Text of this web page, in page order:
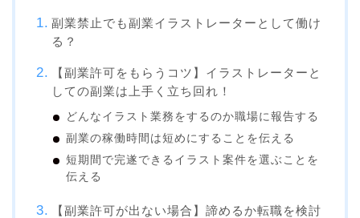
副業禁止でも副業イラストレーターとして働け
る？
【副業許可をもらうコツ】イラストレーターと
しての副業は上手く立ち回れ！
どんなイラスト業務をするのか職場に報告する
副業の稼働時間は短めにすることを伝える
短期間で完遂できるイラスト案件を選ぶことを
伝える
【副業許可が出ない場合】諦めるか転職を検討